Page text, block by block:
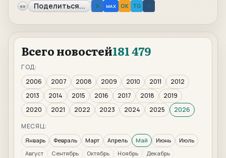
«» Поделиться... B MAX OK TG ↗
Всего новостей181 479
ГОД:
2006
2007 2008 2009 2010 2011
2012
2013
2014 2015 2016 2017 2018
2019
2020
2021 2022 2023 2024 2025
2026
МЕСЯЦ:
Январь Февраль Март Апрель Май Июнь
Июль
Август
Сентябрь Октябрь Ноябрь Декабрь